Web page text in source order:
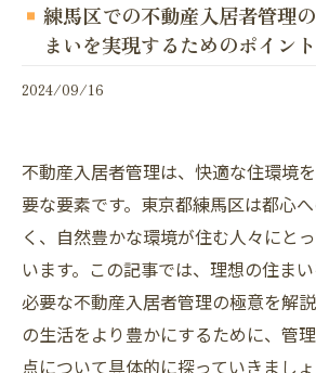
練馬区での不動産入居者管理
まいを実現するためのポイント
2024/09/16
不動産入居者管理は、快適な住環境
要な要素です。東京都練馬区は都心
く、自然豊かな環境が住む人々にと
います。この記事では、理想の住ま
必要な不動産入居者管理の極意を解
の生活をより豊かにするために、管
点について具体的に探っていきましょ